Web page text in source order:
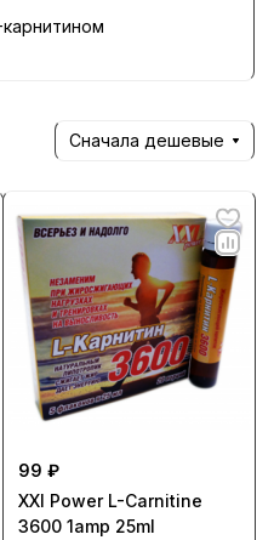
Сначала дешевые
99 ₽
XXI Power L-Carnitine
3600 1amp 25ml